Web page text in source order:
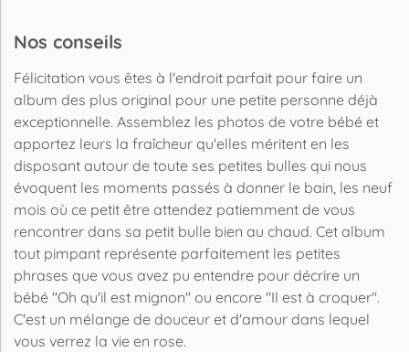
Nos conseils
Félicitation vous êtes à l'endroit parfait pour faire un
album des plus original pour une petite personne déjà
exceptionnelle. Assemblez les photos de votre bébé et
apportez leurs la fraîcheur qu'elles méritent en les
disposant autour de toute ses petites bulles qui nous
évoquent les moments passés à donner le bain, les neuf
mois où ce petit être attendez patiemment de vous
rencontrer dans sa petit bulle bien au chaud. Cet album
tout pimpant représente parfaitement les petites
phrases que vous avez pu entendre pour décrire un
bébé ''Oh qu'il est mignon'' ou encore ''Il est à croquer''.
C'est un mélange de douceur et d'amour dans lequel
vous verrez la vie en rose.